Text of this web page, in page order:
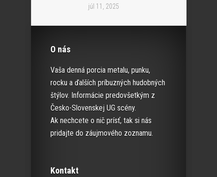
júl 11, 2025
O nás
Vaša denná porcia metalu, punku,
rocku a ďalších príbuzných hudobných
štýlov. Informácie predovšetkým z
Česko-Slovenskej UG scény.
Ak nechcete o nič prísť, tak si nás
pridajte do záujmového zoznamu.
Kontakt